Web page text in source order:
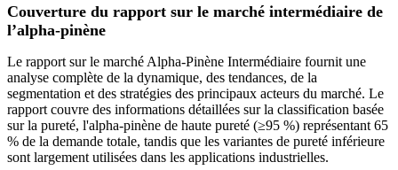
Couverture du rapport sur le marché intermédiaire de
l’alpha-pinène
Le rapport sur le marché Alpha-Pinène Intermédiaire fournit une
analyse complète de la dynamique, des tendances, de la
segmentation et des stratégies des principaux acteurs du marché. Le
rapport couvre des informations détaillées sur la classification basée
sur la pureté, l'alpha-pinène de haute pureté (≥95 %) représentant 65
% de la demande totale, tandis que les variantes de pureté inférieure
sont largement utilisées dans les applications industrielles.